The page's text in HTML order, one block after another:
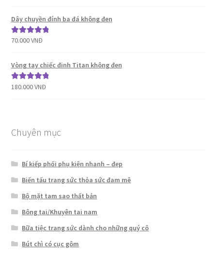
sao
Dây chuyền đính ba đá không đen
Được xếp
sao
70.000VNĐ
Vòng tay chiếc đinh Titan không đen
Được xếp
180.000VNĐ
Chuyên mục
Bí kiếp phối phụ kiện nhanh – đẹp
Biến tấu trang sức thỏa sức đam mê
Bộ mặt tam sao thất bản
Bông tai/Khuyên tai nam
Bữa tiệc trang sức dành cho những quý cô
Bút chì có cục gôm